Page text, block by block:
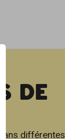
DE
différentes